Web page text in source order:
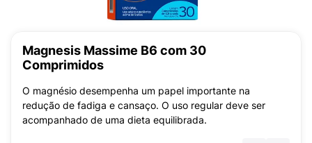
Magnesis Massime B6 com 30
Comprimidos
O magnésio desempenha um papel importante na
redução de fadiga e cansaço. O uso regular deve ser
acompanhado de uma dieta equilibrada.